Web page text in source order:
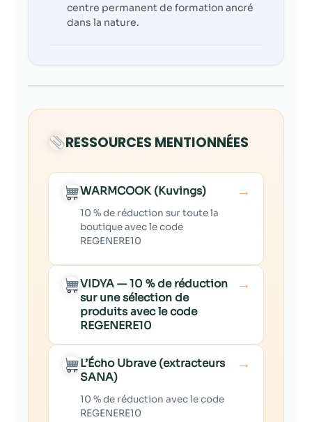
centre permanent de formation ancré
dans la nature.
RESSOURCES MENTIONNÉES
WARMCOOK (Kuvings)
10 % de réduction sur toute la
boutique avec le code
REGENERE10
→
VIDYA — 10 % de réduction
sur une sélection de
produits avec le code
REGENERE10
→
L’Écho Ubrave (extracteurs
SANA)
10 % de réduction avec le code
REGENERE10
→